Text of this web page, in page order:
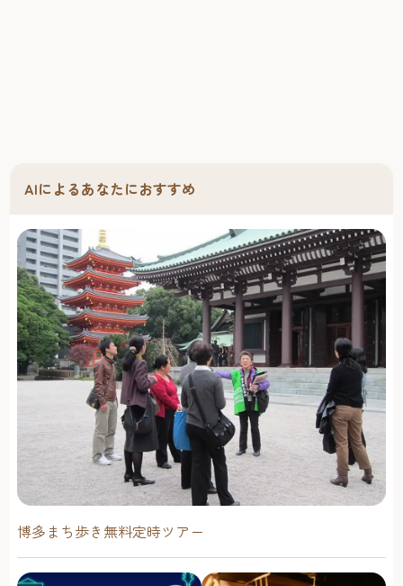
AIによるあなたにおすすめ
博多まち歩き無料定時ツアー